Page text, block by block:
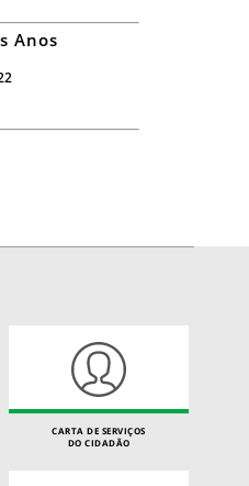
Anos
CARTA DE SERVIÇOS
DO CIDADÃO